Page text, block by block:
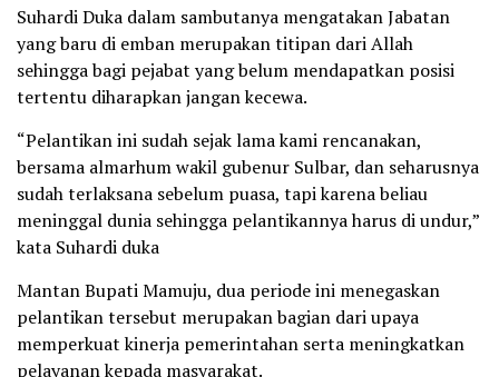
Suhardi Duka dalam sambutanya mengatakan Jabatan
yang baru di emban merupakan titipan dari Allah
sehingga bagi pejabat yang belum mendapatkan posisi
tertentu diharapkan jangan kecewa.
“Pelantikan ini sudah sejak lama kami rencanakan,
bersama almarhum wakil gubenur Sulbar, dan seharusnya
sudah terlaksana sebelum puasa, tapi karena beliau
meninggal dunia sehingga pelantikannya harus di undur,”
kata Suhardi duka
Mantan Bupati Mamuju, dua periode ini menegaskan
pelantikan tersebut merupakan bagian dari upaya
memperkuat kinerja pemerintahan serta meningkatkan
pelayanan kepada masyarakat.